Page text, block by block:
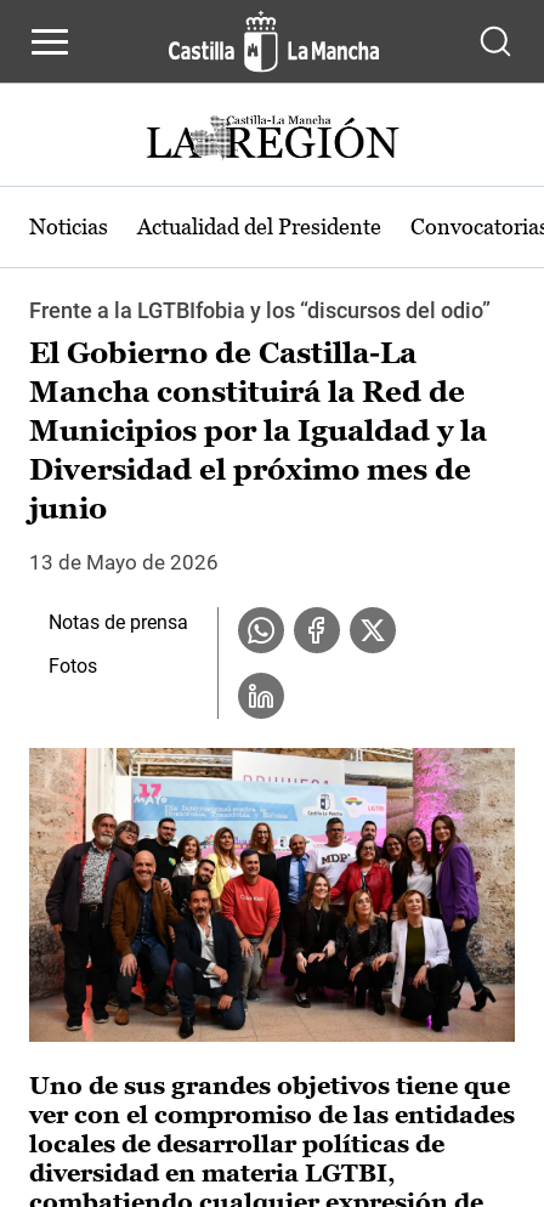
Noticias Actualidad del Presidente
Frente a la LGTBIfobia y los “discursos del odio”
El Gobierno de Castilla-La
Mancha constituirá la Red de
Municipios por la Igualdad y la
Diversidad el próximo mes de
junio
13 de Mayo de 2026
Uno de sus grandes objetivos tiene que
ver con el compromiso de las entidades
locales de desarrollar políticas de
diversidad en materia LGTBI,
Notas de prensa
Fotos